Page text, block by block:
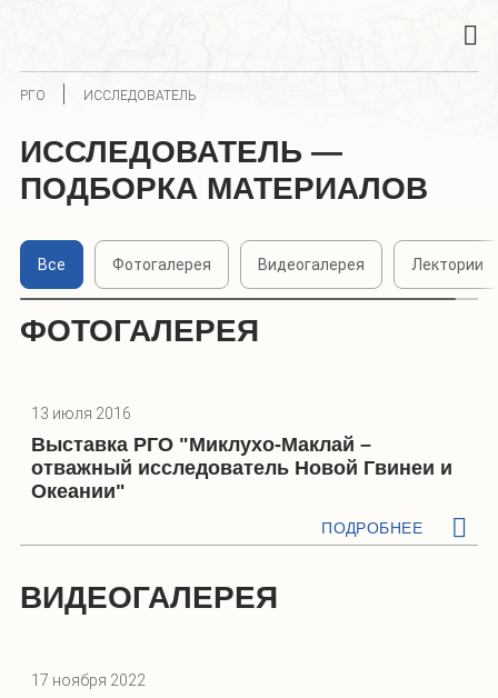
РГО ИССЛЕДОВАТЕЛЬ
ИССЛЕДОВАТЕЛЬ —
ПОДБОРКА МАТЕРИАЛОВ
Все Фотогалерея Видеогалерея Лектории
ФОТОГАЛЕРЕЯ
13 июля 2016
Выставка РГО "Миклухо-Маклай –
отважный исследователь Новой Гвинеи и
Океании"
ПОДРОБНЕЕ
ВИДЕОГАЛЕРЕЯ
17 ноября 2022